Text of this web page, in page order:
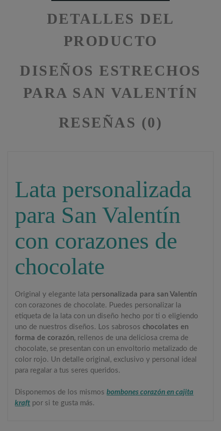
DETALLES DEL
PRODUCTO
DISEÑOS ESTRECHOS
PARA SAN VALENTÍN
RESEÑAS (0)
Lata personalizada
para San Valentín
con corazones de
chocolate
Original y elegante lata personalizada para san Valentín
con corazones de chocolate. Puedes personalizar la
etiqueta de la lata con un diseño hecho por ti o eligiendo
uno de nuestros diseños. Los sabrosos chocolates en
forma de corazón, rellenos de una deliciosa crema de
chocolate, se presentan con un envoltorio metalizado de
color rojo. Un detalle original, exclusivo y personal ideal
para regalar a tus seres queridos.
Disponemos de los mismosbombones corazón en cajita
kraft por si te gusta más.